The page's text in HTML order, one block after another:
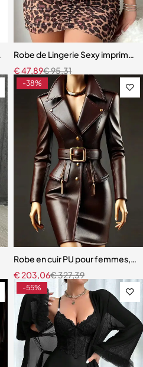
bleue – Babydoll avec
Robe de Lingerie Sexy imprimé
€95,31
€47,89
design motif serré sexy élégant
-38%
Robe en cuir PU pour femmes,
€327,39
€203,06
-55%